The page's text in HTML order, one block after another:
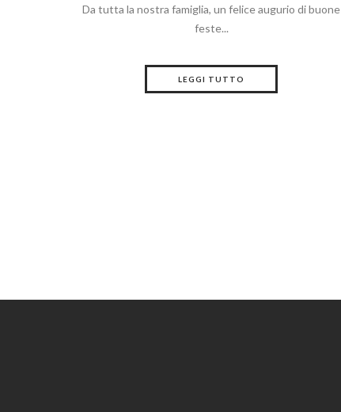
Da tutta la nostra famiglia, un felice augurio di buone
feste...
LEGGI TUTTO